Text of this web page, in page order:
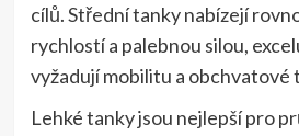
cílů. Střední tanky nabízejí
rychlostí a palebnou silou,
vyžadují mobilitu a obchvatové
Lehké tanky jsou nejlepší pro